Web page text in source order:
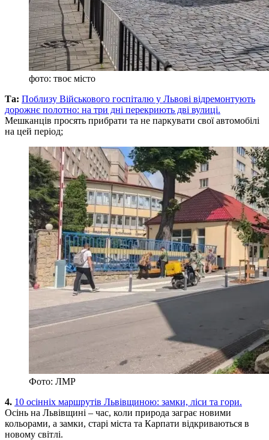
фото: твоє місто
Та: Поблизу Військового госпіталю у Львові відремонтують
дорожнє полотно: на три дні перекриють дві вулиці.
Мешканців просять прибрати та не паркувати свої автомобілі
на цей період;
Фото: ЛМР
4. 10 осінніх маршрутів Львівщиною: замки, ліси та гори.
Осінь на Львівщині – час, коли природа заграє новими
кольорами, а замки, старі міста та Карпати відкриваються в
новому світлі.